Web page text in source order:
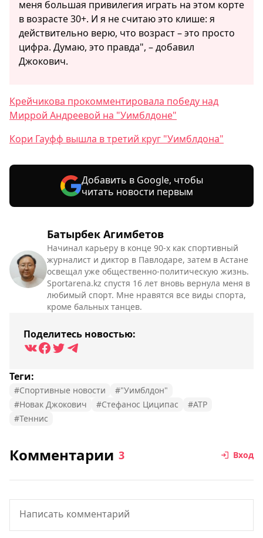
Батырбек Агимбетов
Начинал карьеру в конце 90-х как спортивный
журналист и диктор в Павлодаре, затем в Астане
освещал уже общественно-политическую жизнь.
Sportarena.kz спустя 16 лет вновь вернула меня в
любимый спорт. Мне нравятся все виды спорта,
кроме бальных танцев.
Поделитесь новостью:
Теги:
#Спортивные новости
#"Уимблдон"
#Новак Джокович
#Стефанос Циципас
#ATP
#Теннис
меня большая привилегия играть на этом корте
в возрасте 30+. И я не считаю это клише: я
действительно верю, что возраст – это просто
цифра. Думаю, это правда", – добавил
Джокович.
Крейчикова прокомментировала победу над
Миррой Андреевой на "Уимблдоне"
Кори Гауфф вышла в третий круг "Уимблдона"
Добавить в Google, чтобы
читать новости первым
Комментарии 3 Вход